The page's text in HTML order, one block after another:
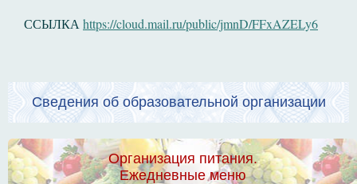
ССЫЛКА https://cloud.mail.ru/public/jmnD/FFxAZELy6
Сведения об образовательной организации
Организация питания.
Ежедневные меню